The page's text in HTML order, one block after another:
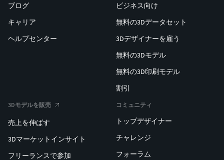
ブログ
キャリア
ヘルプセンター
ビジネス向け
無料の3Dデータセット
3Dデザイナーを雇う
無料の3Dモデル
無料の3D印刷モデル
割引
3Dモデルを販売
売上を伸ばす
3Dマーケットインサイト
フリーランスで参加
コミュニティ
トップデザイナー
チャレンジ
フォーラム